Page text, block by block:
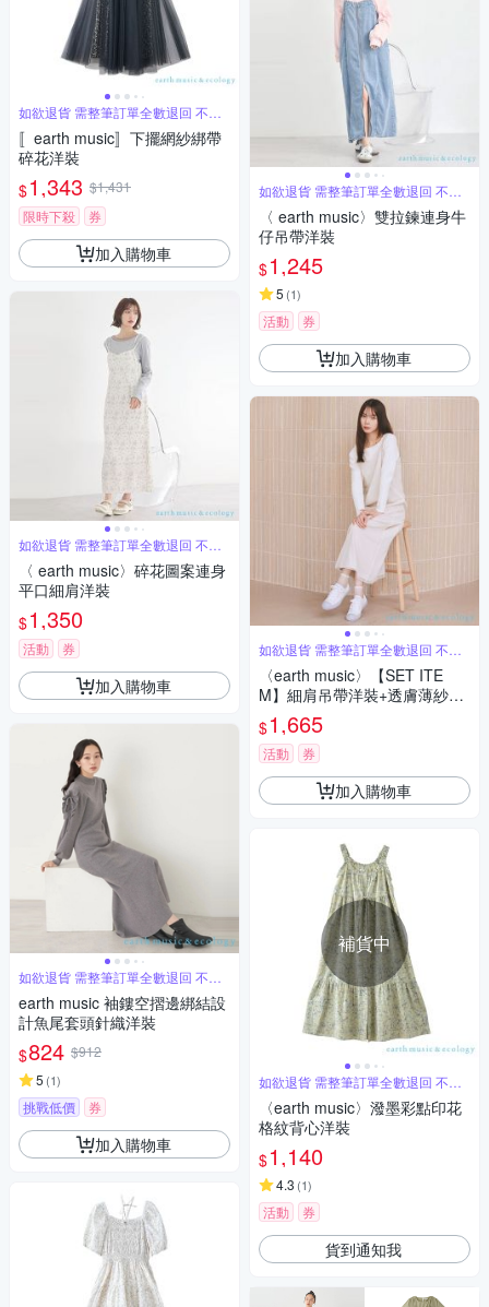
如欲退貨 需整筆訂單全數退回 不能
單退
〚earth music〛下擺網紗綁帶
碎花洋裝
$1,343 $1,431
限時下殺
券
加入購物車
如欲退貨 需整筆訂單全數退回 不能
單退
〈 earth music〉碎花圖案連身
平口細肩洋裝
$1,350
活動 券
加入購物車
如欲退貨 需整筆訂單全數退回 不能
單退
earth music 袖鏤空摺邊綁結設
計魚尾套頭針織洋裝
$824 $912
5 (1)
挑戰低價 券
加入購物車
如欲退貨 需整筆訂單全數退回 不能
單退
〈 earth music〉雙拉鍊連身牛
仔吊帶洋裝
$1,245
5 (1)
活動 券
加入購物車
如欲退貨 需整筆訂單全數退回 不能
單退
〈earth music〉【SET ITE
M】細肩吊帶洋裝+透膚薄紗吊
帶洋裝
$1,665
活動 券
加入購物車
補貨中
如欲退貨 需整筆訂單全數退回 不能
單退
〈earth music〉潑墨彩點印花
格紋背心洋裝
$1,140
4.3 (1)
活動 券
貨到通知我